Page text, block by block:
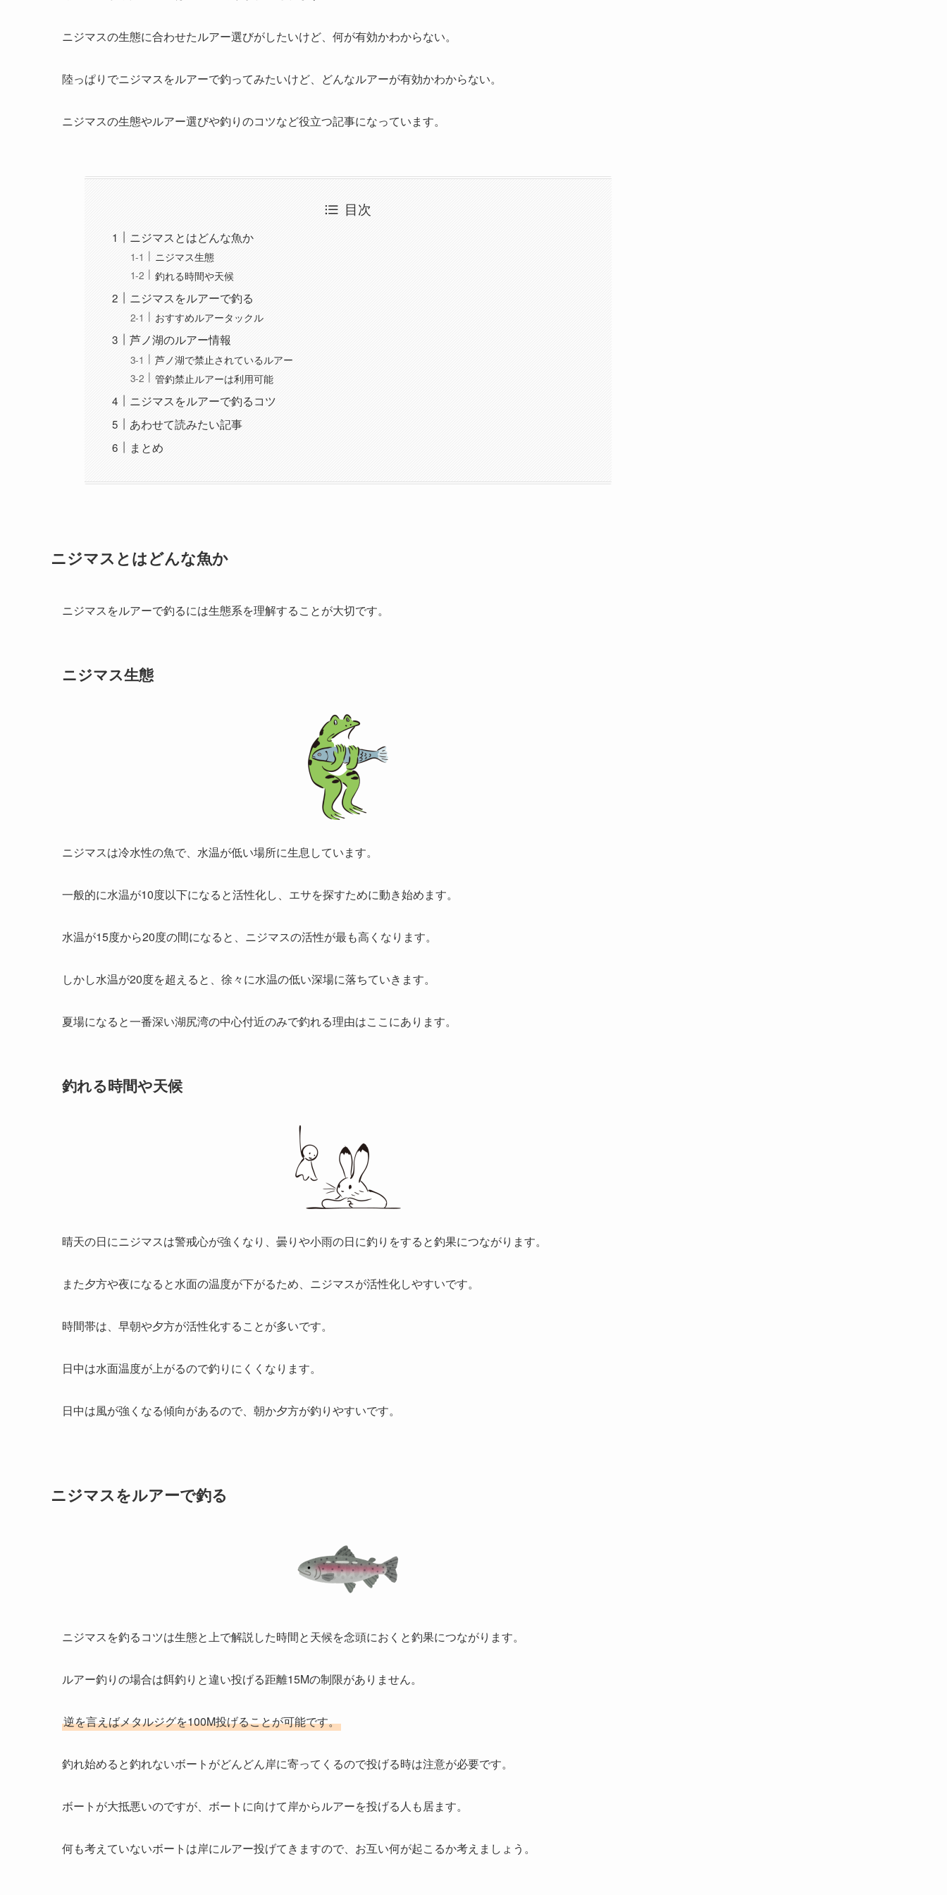
ニジマスの生態に合わせたルアー選びがしたいけど、何が有効かわからない。
陸っぱりでニジマスをルアーで釣ってみたいけど、どんなルアーが有効かわからない。
ニジマスの生態やルアー選びや釣りのコツなど役立つ記事になっています。
目次
ニジマスとはどんな魚か
ニジマス生態
釣れる時間や天候
ニジマスをルアーで釣る
おすすめルアータックル
芦ノ湖のルアー情報
芦ノ湖で禁止されているルアー
管釣禁止ルアーは利用可能
ニジマスをルアーで釣るコツ
あわせて読みたい記事
まとめ
ニジマスとはどんな魚か
ニジマスをルアーで釣るには生態系を理解することが大切です。
ニジマス生態
ニジマスは冷水性の魚で、水温が低い場所に生息しています。
一般的に水温が10度以下になると活性化し、エサを探すために動き始めます。
水温が15度から20度の間になると、ニジマスの活性が最も高くなります。
しかし水温が20度を超えると、徐々に水温の低い深場に落ちていきます。
夏場になると一番深い湖尻湾の中心付近のみで釣れる理由はここにあります。
釣れる時間や天候
晴天の日にニジマスは警戒心が強くなり、曇りや小雨の日に釣りをすると釣果につながります。
また夕方や夜になると水面の温度が下がるため、ニジマスが活性化しやすいです。
時間帯は、早朝や夕方が活性化することが多いです。
日中は水面温度が上がるので釣りにくくなります。
日中は風が強くなる傾向があるので、朝か夕方が釣りやすいです。
ニジマスをルアーで釣る
ニジマスを釣るコツは生態と上で解説した時間と天候を念頭におくと釣果につながります。
ルアー釣りの場合は餌釣りと違い投げる距離15Mの制限がありません。
逆を言えばメタルジグを100M投げることが可能です。
釣れ始めると釣れないボートがどんどん岸に寄ってくるので投げる時は注意が必要です。
ボートが大抵悪いのですが、ボートに向けて岸からルアーを投げる人も居ます。
何も考えていないボートは岸にルアー投げてきますので、お互い何が起こるか考えましょう。